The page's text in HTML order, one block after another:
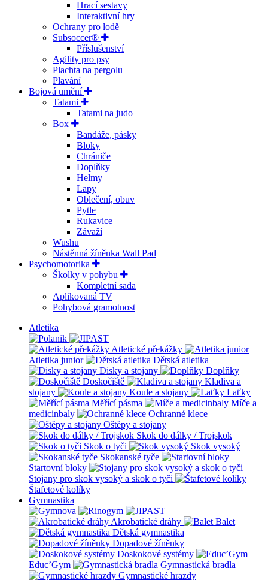
Hrací sestavy
Interaktivní hry
Ochrany pro lodě
Subsoccer®
Příslušenství
Agility pro psy
Plachta na pergolu
Plavání
Bojová umění
Tatami
Tatami na judo
Box
Bandáže, pásky
Bloky
Chrániče
Doplňky
Helmy
Lapy
Oblečení, obuv
Pytle
Rukavice
Závaží
Wushu
Nástěnná žíněnka Wall Pad
Psychomotorika
Školky v pohybu
Kompletní sada
Aplikovaná TV
Pohybová gramotnost
Atletika
Atletické překážky
Atletika junior
Dětská atletika
Disky a stojany
Doplňky
Doskočiště
Kladiva a
stojany
Koule a stojany
Laťky
Měřící pásma
Míče a
medicinbaly
Ochranné klece
Oštěpy a stojany
Skok do dálky / Trojskok
Skok o tyči
Skok vysoký
Skokanské tyče
Startovní bloky
Stojany pro skok vysoký a skok o tyči
Štafetové kolíky
Gymnastika
Akrobatické dráhy
Balet
Dětská gymnastika
Dopadové žíněnky
Doskokové systémy
Educ’Gym
Gymnastická bradla
Gymnastické hrazdy